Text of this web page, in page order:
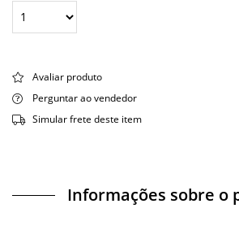
Avaliar produto
Perguntar ao vendedor
Simular frete deste item
Informações sobre o